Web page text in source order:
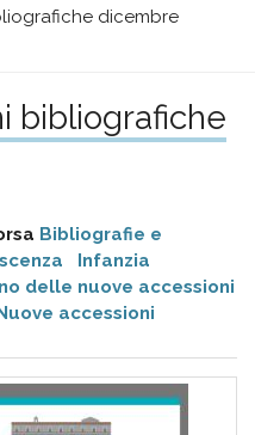
dicembre
bibliografiche
Bibliografie e
Infanzia
delle nuove accessioni
accessioni